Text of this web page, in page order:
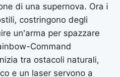
di una supernova. Ora i
costringono degli
un'arma per spazzare
Command
tra ostacoli naturali,
e un laser servono a